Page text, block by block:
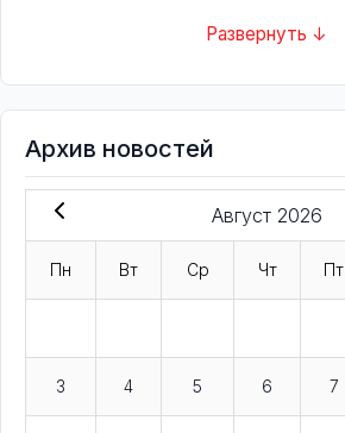
Развернуть ↓
Архив новостей
Август 2026
Пн Вт Ср Чт Пт
3 4 5 6 7